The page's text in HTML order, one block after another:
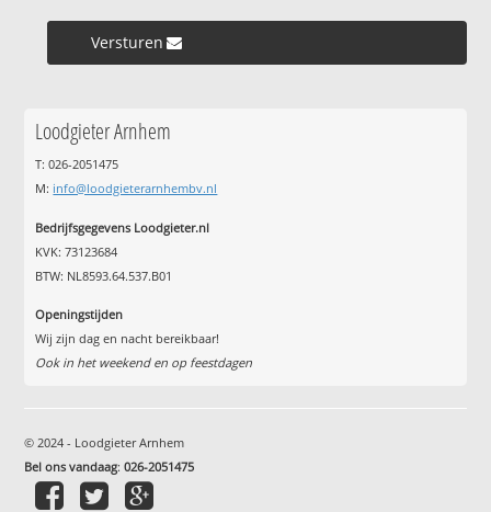
Versturen »
Loodgieter Arnhem
T: 026-2051475
M: info@loodgieterarnhembv.nl
Bedrijfsgegevens Loodgieter.nl
KVK: 73123684
BTW: NL8593.64.537.B01
Openingstijden
Wij zijn dag en nacht bereikbaar!
Ook in het weekend en op feestdagen
© 2024 - Loodgieter Arnhem
Bel ons vandaag:026-2051475